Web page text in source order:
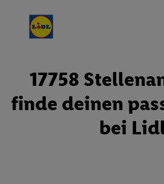
17758
finde deinen
bei